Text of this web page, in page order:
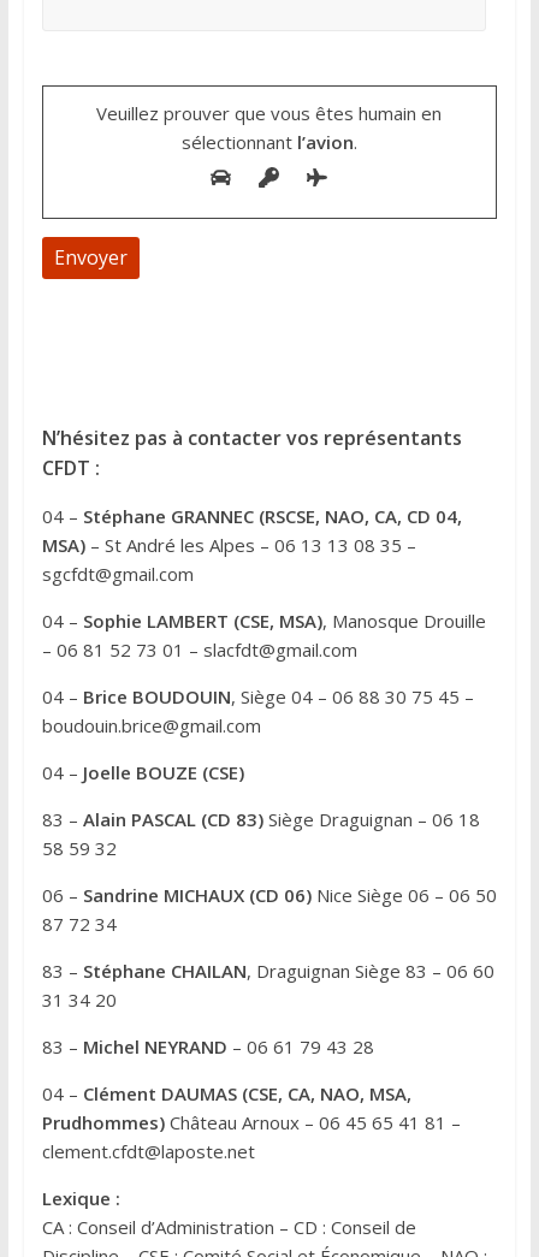
Veuillez prouver que vous êtes humain en
sélectionnantl’avion.
e
r
a
t
i
v
e
N’hésitez pas à contacter vos représentants
CFDT :
04 – Stéphane GRANNEC (RSCSE, NAO, CA, CD 04,
MSA)– St André les Alpes – 06 13 13 08 35 –
sgcfdt@gmail.com
04 – Sophie LAMBERT (CSE, MSA), Manosque Drouille
– 06 81 52 73 01 – slacfdt@gmail.com
04 – Brice BOUDOUIN, Siège 04 – 06 88 30 75 45 –
boudouin.brice@gmail.com
04 – Joelle BOUZE (CSE)
83 – Alain PASCAL (CD 83) Siège Draguignan – 06 18
58 59 32
06 – Sandrine MICHAUX (CD 06)Nice Siège 06 – 06 50
87 72 34
83 – Stéphane CHAILAN, Draguignan Siège 83 – 06 60
31 34 20
83 – Michel NEYRAND – 06 61 79 43 28
04 – Clément DAUMAS (CSE, CA, NAO, MSA,
Prudhommes)Château Arnoux – 06 45 65 41 81 –
clement.cfdt@laposte.net
Lexique :
CA : Conseil d’Administration – CD : Conseil de